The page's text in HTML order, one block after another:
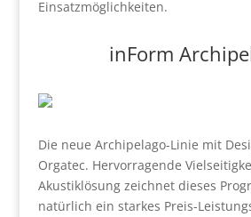
Einsatzmöglichkeiten.
inForm
Die neue Archipelago-Linie mit
Orgatec. Hervorragende
Akustiklösung zeichnet dieses
natürlich ein starkes Preis-